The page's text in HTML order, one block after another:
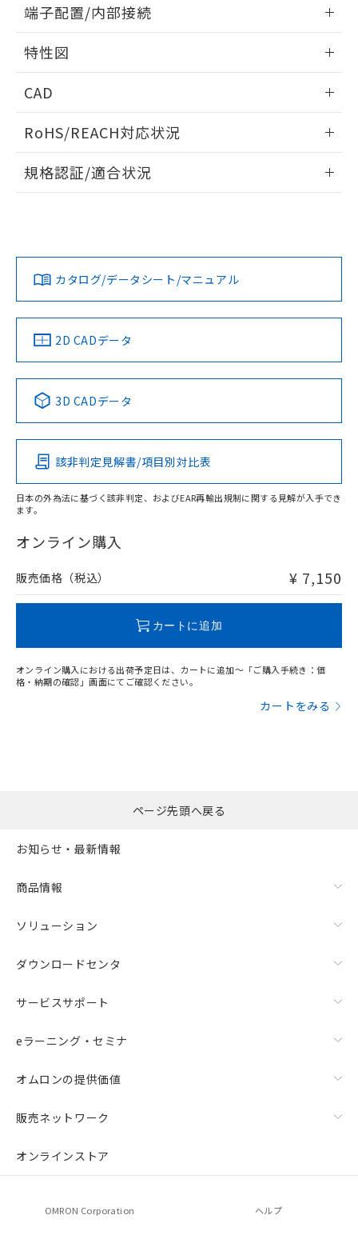
外形図
取りつけ穴加工図
端子配置/内部接続
端子配置/内部接続
特性図
電気的寿命曲線
CAD
ドすることができます。
ログイン/会員登録
ダウンロードデータをご利用いただく前に、以下を必ずお読
みください。
ソフトウェアの使用条件
RoHS/REACH対応状況
EU RoHS 注意事項・凡例
対応済み
中国 RoHS 注意事項・凡例
Pb Hg Cd Cr(VI)
O
在庫等で未対応品が混在する可能性があります。
問い合わせください。
規格認証/適合状況
LR型式承認
（イギリス
船舶規格）
DNV型式承認
（ノルウェー
BV型式承認
（フランス
KR型式
（韓国
No No No No
この製品の規格認証/適合状況ページへ
その他の認証はこちらのページからご検索ください
カタログ/データシート/マニュアル
2D CADデータ
3D CADデータ
該非判定見解書/項目別対比表
日本の外為法に基づく該非判定、およびEAR再輸出規制に関する見解が入手でき
ます。
オンライン購入
販売価格（税込） ¥ 7,150
カートに追加
オンライン購入における出荷予定日は、カートに追加～「ご購入手続き：価
格・納期の確認」画面にてご確認ください。
カートをみる
欄に対応日を記載しておりました。
既に当社にて対応品への在庫切替を完了
していることから、特段のことがない限
ページ先頭へ戻る
お知らせ・最新情報
商品情報
ソリューション
ダウンロードセンタ
サービスサポート
eラーニング・セミナ
オムロンの提供価値
販売ネットワーク
オンラインストア
OMRON Corporation ヘルプ